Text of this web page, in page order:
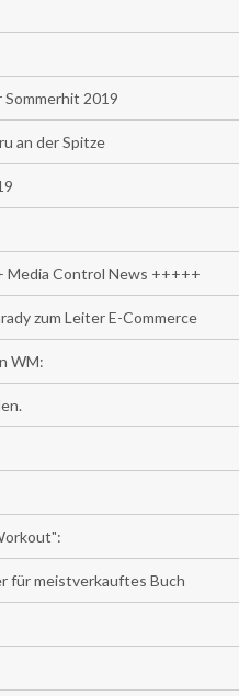
2019
an der Spitze
Control News +++++
zum Leiter E-Commerce
WM:
für meistverkauftes Buch